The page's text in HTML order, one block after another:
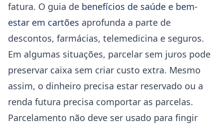
fatura. O guia de benefícios de saúde e bem-
estar em cartões aprofunda a parte de
descontos, farmácias, telemedicina e seguros.
Em algumas situações, parcelar sem juros pode
preservar caixa sem criar custo extra. Mesmo
assim, o dinheiro precisa estar reservado ou a
renda futura precisa comportar as parcelas.
Parcelamento não deve ser usado para fingir